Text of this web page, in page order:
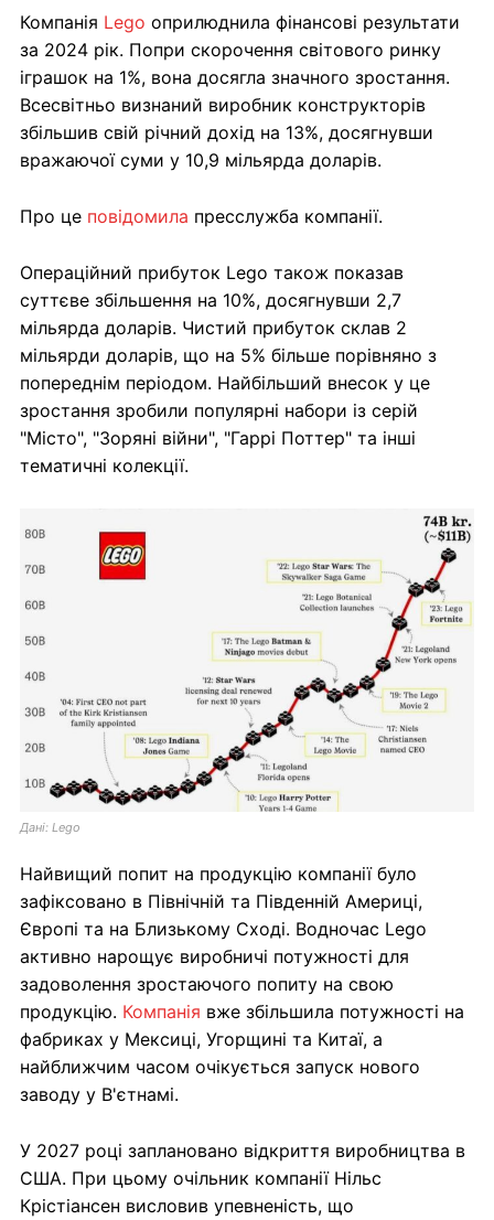
Компанія Lego оприлюднила фінансові результати
за 2024 рік. Попри скорочення світового ринку
іграшок на 1%, вона досягла значного зростання.
Всесвітньо визнаний виробник конструкторів
збільшив свій річний дохід на 13%, досягнувши
вражаючої суми у 10,9 мільярда доларів.
Про це повідомила пресслужба компанії.
Операційний прибуток Lego також показав
суттєве збільшення на 10%, досягнувши 2,7
мільярда доларів. Чистий прибуток склав 2
мільярди доларів, що на 5% більше порівняно з
попереднім періодом. Найбільший внесок у це
зростання зробили популярні набори із серій
"Місто", "Зоряні війни", "Гаррі Поттер" та інші
тематичні колекції.
Дані: Lego
Найвищий попит на продукцію компанії було
зафіксовано в Північній та Південній Америці,
Європі та на Близькому Сході. Водночас Lego
активно нарощує виробничі потужності для
задоволення зростаючого попиту на свою
продукцію. Компанія вже збільшила потужності на
фабриках у Мексиці, Угорщині та Китаї, а
найближчим часом очікується запуск нового
заводу у В'єтнамі.
У 2027 році заплановано відкриття виробництва в
США. При цьому очільник компанії Нільс
Крістіансен висловив упевненість, що